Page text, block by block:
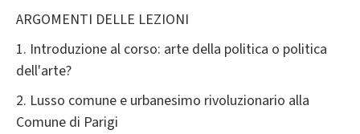
ARGOMENTI DELLE LEZIONI
1. Introduzione al corso: arte della politica o politica
dell'arte?
2. Lusso comune e urbanesimo rivoluzionario alla
Comune di Parigi